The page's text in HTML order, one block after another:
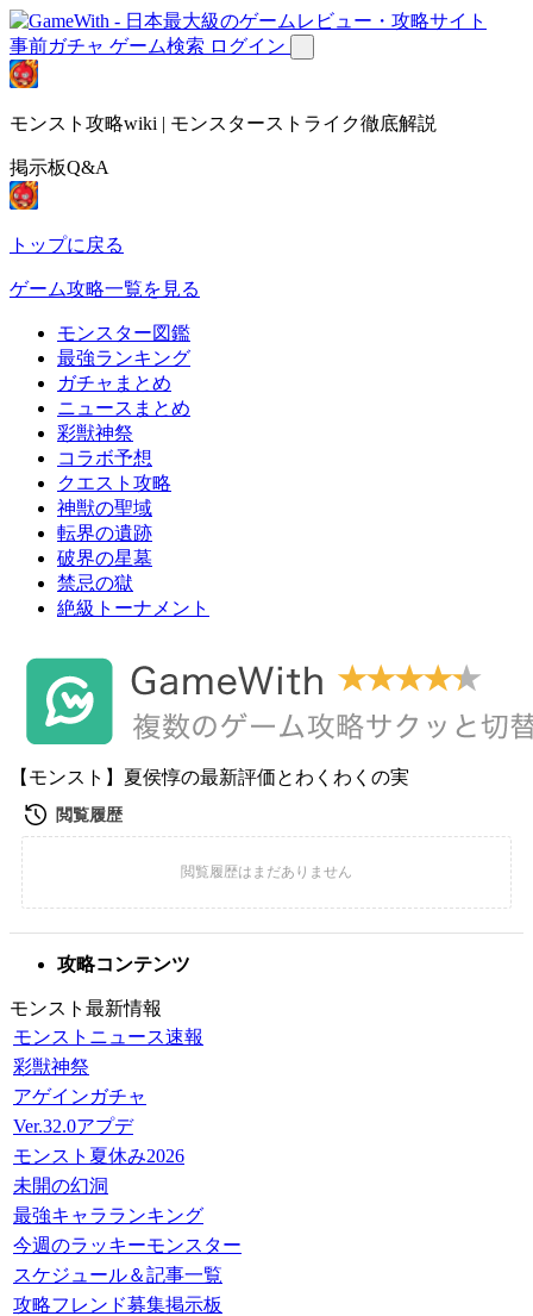
事前ガチャ ゲーム検索 ログイン
モンスト攻略wiki | モンスターストライク徹底解説
掲示板Q&A
トップに戻る
ゲーム攻略一覧を見る
モンスター図鑑
最強ランキング
ガチャまとめ
ニュースまとめ
彩獣神祭
コラボ予想
クエスト攻略
神獣の聖域
転界の遺跡
破界の星墓
禁忌の獄
絶級トーナメント
【モンスト】夏侯惇の最新評価とわくわくの実
攻略コンテンツ
モンスト最新情報
モンストニュース速報
彩獣神祭
アゲインガチャ
Ver.32.0アプデ
モンスト夏休み2026
未開の幻洞
最強キャラランキング
今週のラッキーモンスター
スケジュール＆記事一覧
攻略フレンド募集掲示板